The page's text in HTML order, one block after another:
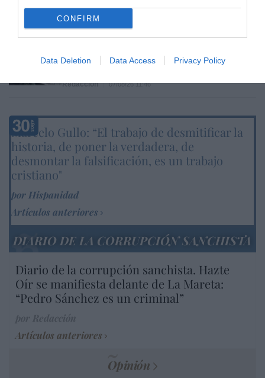
CONFIRM
Data Deletion Data Access Privacy Policy
Cristina Martín
de Nueva York: destrozan una imagen de la
Virgen María
Redacción 07/08/26 11:46
Marcelo Gullo: “El trabajo de desmitificar la
historia, de poner la verdadera, de
desmontar la falsificación, es un trabajo
cristiano"
por Hispanidad
Artículos anteriores
DIARIO DE LA CORRUPCIÓN SANCHISTA
Diario de la corrupción sanchista. Hazte
Oír se manifiesta delante de La Mareta:
“Pedro Sánchez es un criminal”
Artículos anteriores
Opinión